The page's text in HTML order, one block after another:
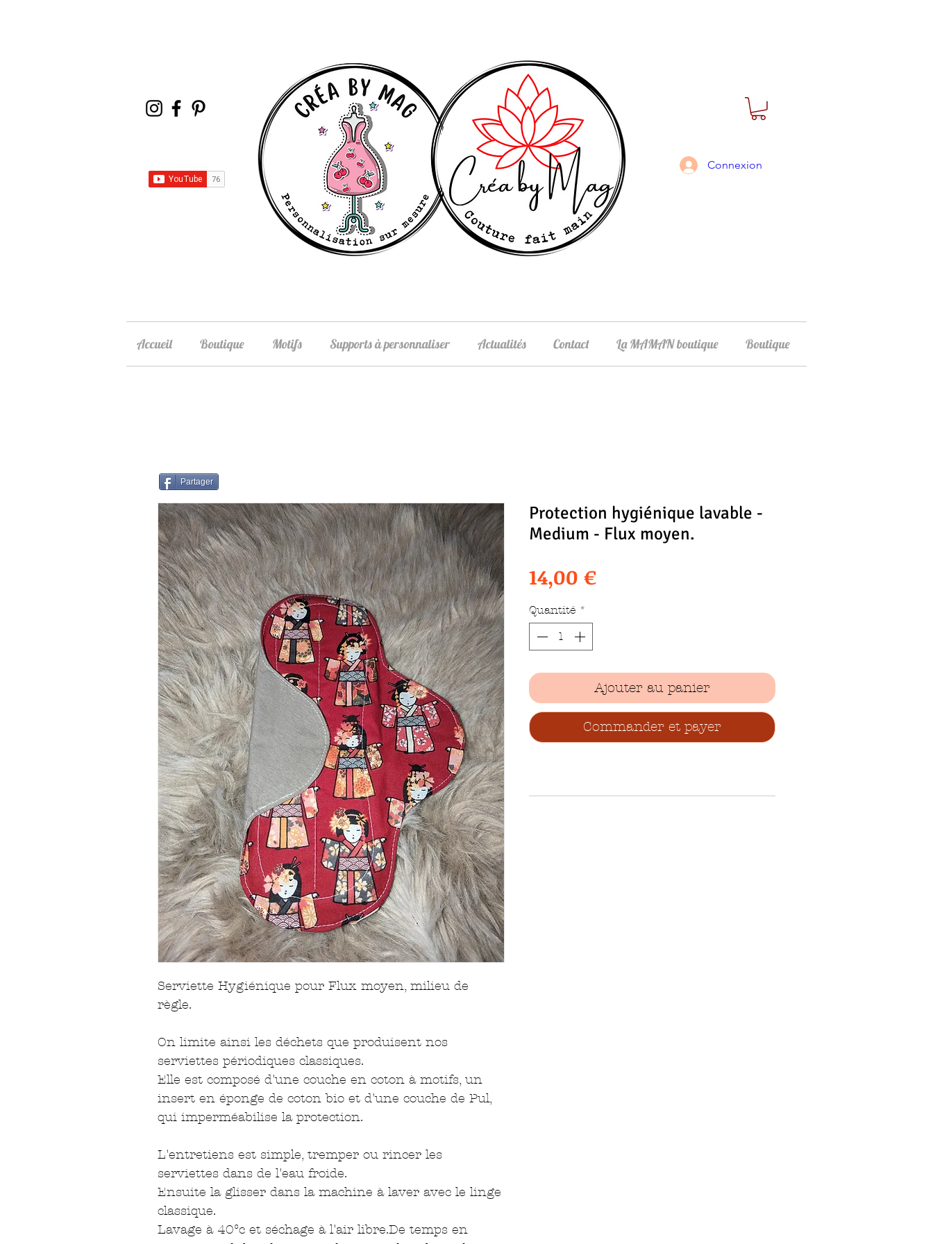
Connexion
Accueil Boutique Motifs Supports à personnaliser Actualités Contact La MAMAN boutique Boutique
Serviette Hygiénique pour Flux moyen, milieu de
règle.
On limite ainsi les déchets que produisent nos
serviettes périodiques classiques.
Elle est composé d'une couche en coton à motifs, un
insert en éponge de coton bio et d'une couche de Pul,
qui imperméabilise la protection.
L'entretiens est simple, tremper ou rincer les
serviettes dans de l'eau froide.
Ensuite la glisser dans la machine à laver avec le linge
classique.
Lavage à 40°c et séchage à l'air libre.De temps en
Protection hygiénique lavable -
Medium - Flux moyen.
14,00 €Prix
Quantité *
Ajouter au panier
Commander et payer
Partager